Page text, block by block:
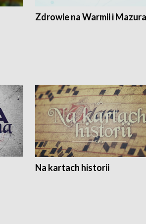
Zdrowie na Warmii i
Na kartach historii